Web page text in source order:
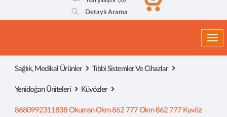
Detaylı Arama
Sağlık, Medikal Ürünler Tıbbi Sistemler Ve Cihazlar
Yenidoğan Üniteleri Küvözler
8680992311838 Okuman Okm 862 777 Okm 862 777 Kuvöz